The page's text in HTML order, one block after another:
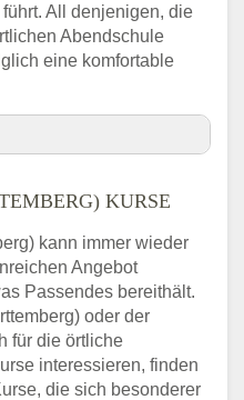
All denjenigen, die
Abendschule
eine komfortable
–
Angebote zum
KURSE
kann immer wieder
Angebot
Passendes bereithält.
oder der
für die örtliche
interessieren, finden
die sich besonderer